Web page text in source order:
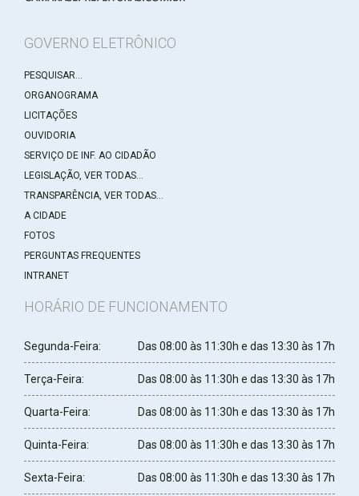
GOVERNO ELETRÔNICO
PESQUISAR...
ORGANOGRAMA
LICITAÇÕES
OUVIDORIA
SERVIÇO DE INF. AO CIDADÃO
LEGISLAÇÃO, VER TODAS...
TRANSPARÊNCIA, VER TODAS...
A CIDADE
FOTOS
PERGUNTAS FREQUENTES
INTRANET
HORÁRIO DE FUNCIONAMENTO
Segunda-Feira: Das 08:00 às 11:30h e das 13:30 às 17h
Terça-Feira: Das 08:00 às 11:30h e das 13:30 às 17h
Quarta-Feira: Das 08:00 às 11:30h e das 13:30 às 17h
Quinta-Feira: Das 08:00 às 11:30h e das 13:30 às 17h
Sexta-Feira: Das 08:00 às 11:30h e das 13:30 às 17h